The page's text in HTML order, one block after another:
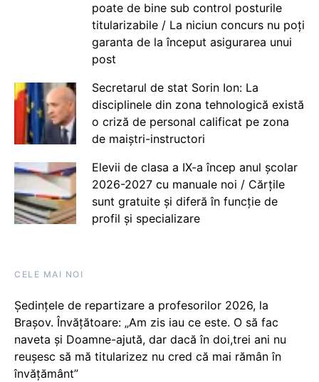
poate de bine sub control posturile
titularizabile / La niciun concurs nu poți
garanta de la început asigurarea unui
post
Secretarul de stat Sorin Ion: La
disciplinele din zona tehnologică există
o criză de personal calificat pe zona
de maiștri-instructori
Elevii de clasa a IX-a încep anul școlar
2026-2027 cu manuale noi / Cărțile
sunt gratuite și diferă în funcție de
profil și specializare
CELE MAI NOI
Ședințele de repartizare a profesorilor 2026, la
Brașov. Învățătoare: „Am zis iau ce este. O să fac
naveta și Doamne-ajută, dar dacă în doi,trei ani nu
reușesc să mă titularizez nu cred că mai rămân în
învățământ”